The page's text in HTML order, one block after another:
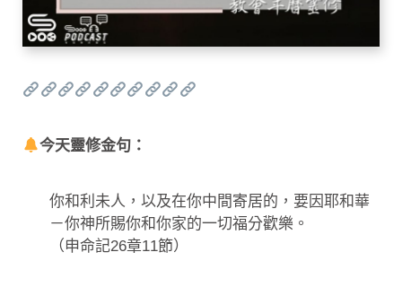
今天靈修金句：
你和利未人，以及在你中間寄居的，要因耶和華
－你神所賜你和你家的一切福分歡樂。
（申命記26章11節）